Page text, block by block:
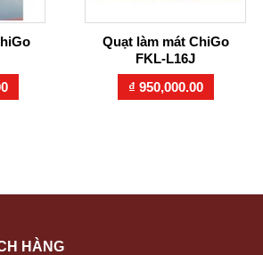
Quạt làm mát ChiGo
FKL-L16J
₫ 950,000.00
HÀNG